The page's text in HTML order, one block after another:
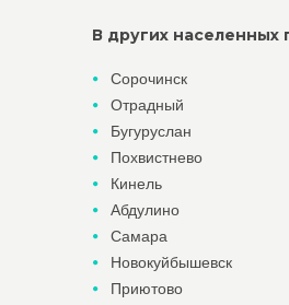
В других населенных
Сорочинск
Отрадный
Бугуруслан
Похвистнево
Кинель
Абдулино
Самара
Новокуйбышевск
Приютово